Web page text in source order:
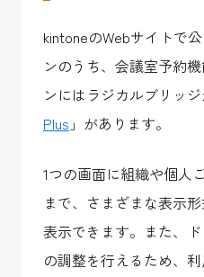
kintoneのWebサイトで
ンのうち、会議室予約
ンにはラジカルブリッ
Plus 」 があります。
1つの画面に組織や個人
まで、さまざまな表示
表示できます。また、
の調整を行えるため、